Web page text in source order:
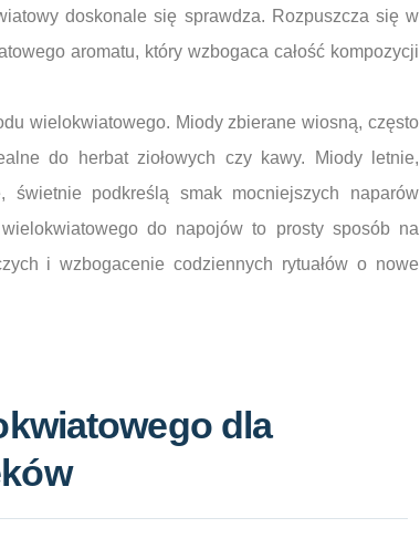
doskonale się sprawdza. Rozpuszcza się w
aromatu, który wzbogaca całość kompozycji
wielokwiatowego. Miody zbierane wiosną, często
do herbat ziołowych czy kawy. Miody letnie,
podkreślą smak mocniejszych naparów
do napojów to prosty sposób na
i wzbogacenie codziennych rytuałów o nowe
dla